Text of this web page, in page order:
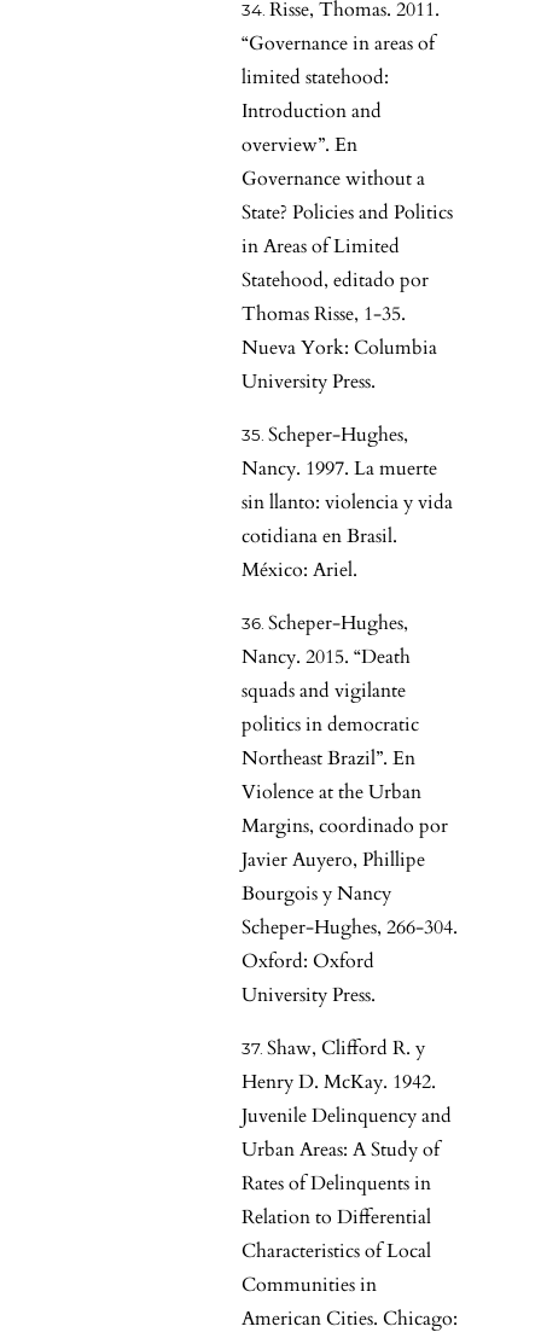
Risse, Thomas. 2011.
“Governance in areas of
limited statehood:
Introduction and
overview”. En
Governance without a
State? Policies and Politics
in Areas of Limited
Statehood, editado por
Thomas Risse, 1-35.
Nueva York: Columbia
University Press.
Scheper-Hughes,
Nancy. 1997. La muerte
sin llanto: violencia y vida
cotidiana en Brasil.
México: Ariel.
Scheper-Hughes,
Nancy. 2015. “Death
squads and vigilante
politics in democratic
Northeast Brazil”. En
Violence at the Urban
Margins, coordinado por
Javier Auyero, Phillipe
Bourgois y Nancy
Scheper-Hughes, 266-304.
Oxford: Oxford
University Press.
Shaw, Clifford R. y
Henry D. McKay. 1942.
Juvenile Delinquency and
Urban Areas: A Study of
Rates of Delinquents in
Relation to Differential
Characteristics of Local
Communities in
American Cities. Chicago: